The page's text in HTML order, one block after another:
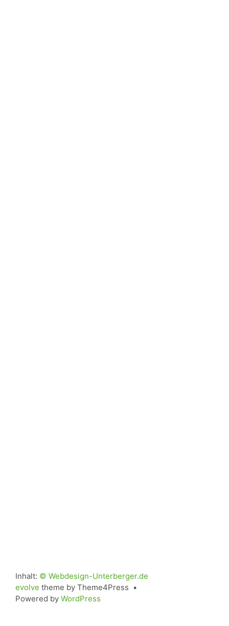
Inhalt: © Webdesign-Unterberger.de
evolve theme by Theme4Press •
Powered by WordPress